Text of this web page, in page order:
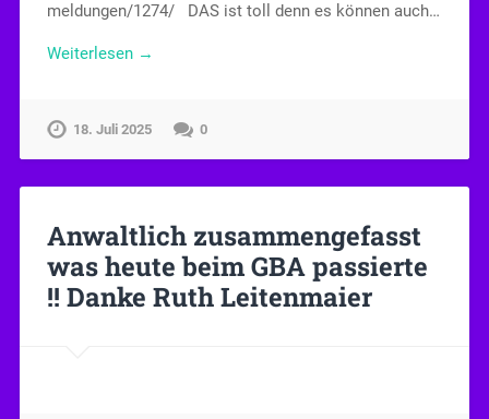
meldungen/1274/ DAS ist toll denn es können auch…
Weiterlesen →
18. Juli 2025 0
Anwaltlich zusammengefasst
was heute beim GBA passierte
!! Danke Ruth Leitenmaier